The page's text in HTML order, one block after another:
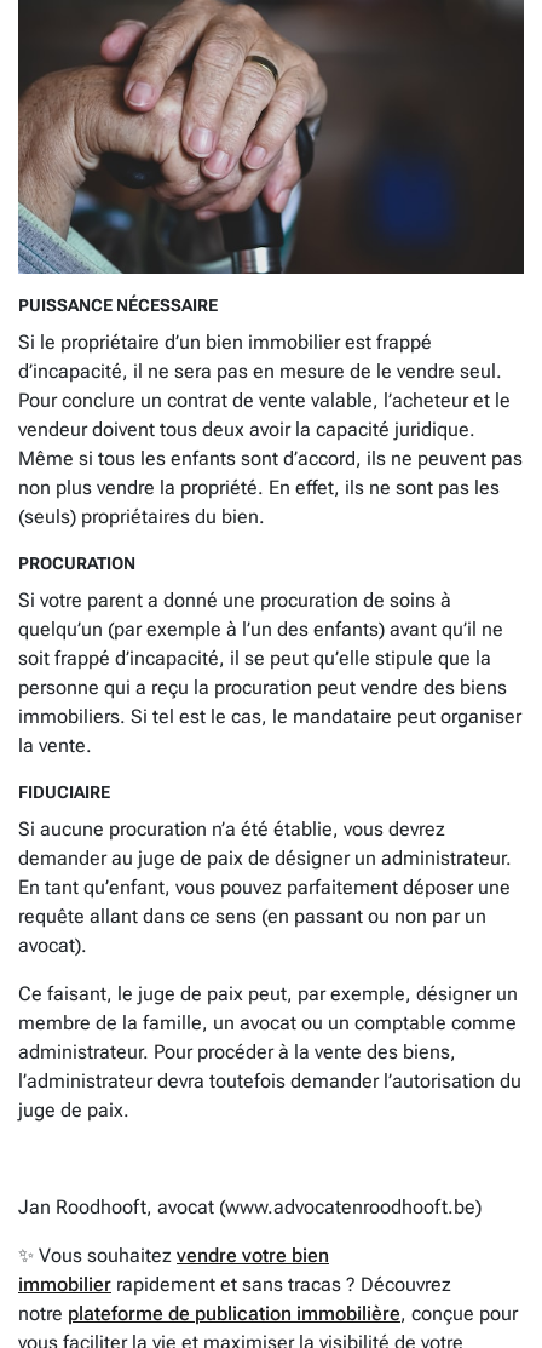
PUISSANCE NÉCESSAIRE
Si le propriétaire d’un bien immobilier est frappé
d’incapacité, il ne sera pas en mesure de le vendre seul.
Pour conclure un contrat de vente valable, l’acheteur et le
vendeur doivent tous deux avoir la capacité juridique.
Même si tous les enfants sont d’accord, ils ne peuvent pas
non plus vendre la propriété. En effet, ils ne sont pas les
(seuls) propriétaires du bien.
PROCURATION
Si votre parent a donné une procuration de soins à
quelqu’un (par exemple à l’un des enfants) avant qu’il ne
soit frappé d’incapacité, il se peut qu’elle stipule que la
personne qui a reçu la procuration peut vendre des biens
immobiliers. Si tel est le cas, le mandataire peut organiser
la vente.
FIDUCIAIRE
Si aucune procuration n’a été établie, vous devrez
demander au juge de paix de désigner un administrateur.
En tant qu’enfant, vous pouvez parfaitement déposer une
requête allant dans ce sens (en passant ou non par un
avocat).
Ce faisant, le juge de paix peut, par exemple, désigner un
membre de la famille, un avocat ou un comptable comme
administrateur. Pour procéder à la vente des biens,
l’administrateur devra toutefois demander l’autorisation du
juge de paix.
Jan Roodhooft, avocat (www.advocatenroodhooft.be)
✨ Vous souhaitez vendre votre bien
immobilier rapidement et sans tracas ? Découvrez
notre plateforme de publication immobilière, conçue pour
vous faciliter la vie et maximiser la visibilité de votre